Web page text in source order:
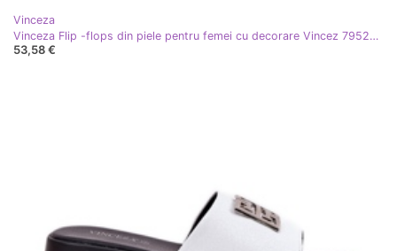
Vinceza
Vinceza Flip -flops din piele pentru femei cu decorare Vincez 79526 Negru
53,58 €